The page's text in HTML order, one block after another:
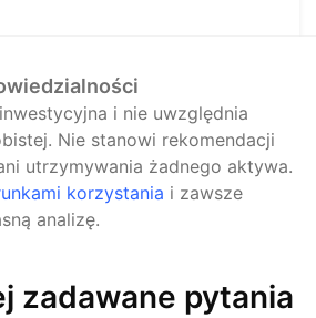
i nie uwzględnia
Nie stanowi rekomendacji
utrzymywania żadnego aktywa.
korzystania i zawsze
analizę.
zadawane pytania